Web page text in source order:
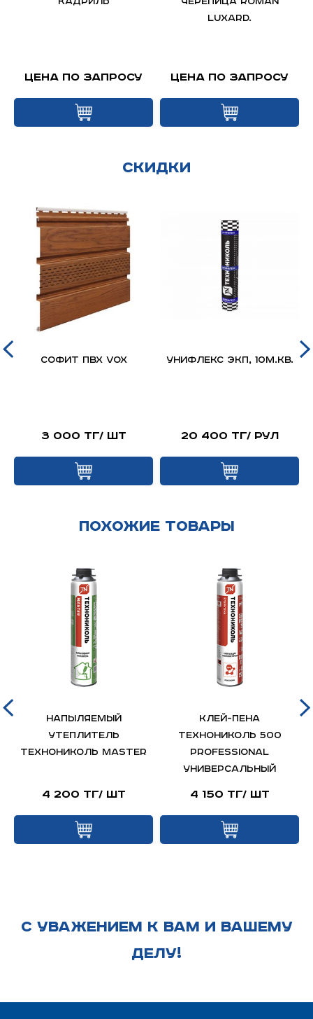
Цена по запросу
LUXARD.
Цена по запросу
Скидки
Софит ПВХ VOX
3 000 тг/ шт
Унифлекс ЭКП, 10м.кв.
20 400 тг/ рул
Похожие товары
НАПЫЛЯЕМЫЙ
УТЕПЛИТЕЛЬ
ТЕХНОНИКОЛЬ MASTER
4 200 тг/ шт
Клей-пена
ТЕХНОНИКОЛЬ 500
PROFESSIONAL
универсальный
4 150 тг/ шт
С УВАЖЕНИЕМ К ВАМ И ВАШЕМУ
ДЕЛУ!